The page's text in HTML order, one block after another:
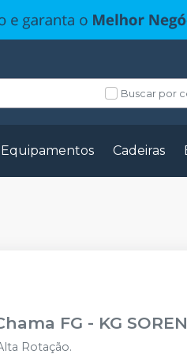
Buscar por
Equipamentos Cadeiras
FG - KG
Rotação.